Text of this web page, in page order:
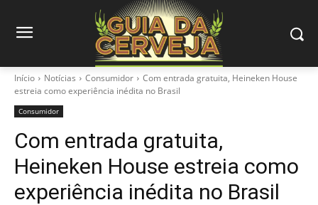
Início Notícias Consumidor
Com entrada gratuita, Heineken House
estreia como experiência inédita no Brasil
Consumidor
Com entrada gratuita,
Heineken House estreia como
experiência inédita no Brasil